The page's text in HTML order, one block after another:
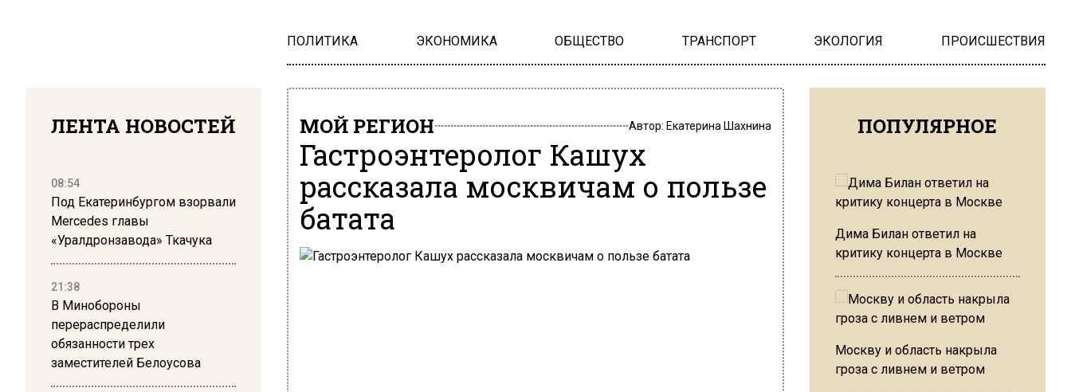
ПОЛИТИКА ЭКОНОМИКА ОБЩЕСТВО ТРАНСПОРТ ЭКОЛОГИЯ ПРОИСШЕСТВИЯ
ЛЕНТА НОВОСТЕЙ
08:54
Под Екатеринбургом взорвали
Mercedes главы
«Уралдронзавода» Ткачука
21:38
В Минобороны
перераспределили
обязанности трех
заместителей Белоусова
МОЙ РЕГИОН Автор: Екатерина Шахнина
Гастроэнтеролог Кашух
рассказала москвичам о пользе
батата
ПОПУЛЯРНОЕ
Дима Билан ответил на
критику концерта в Москве
Москву и область накрыла
гроза с ливнем и ветром